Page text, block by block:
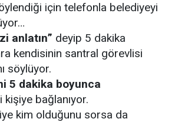
için telefonla belediyeyi
anlatın” deyip 5 dakika
kendisinin santral görevlisi
söylüyor.
5 dakika boyunca
bağlanıyor.
kim olduğunu sorsa da